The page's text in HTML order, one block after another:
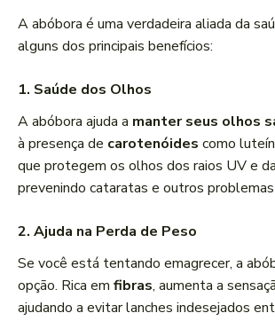
A abóbora é uma verdadeira aliada da
alguns dos principais benefícios:
1. Saúde dos Olhos
A abóbora ajuda a manter seus olhos
à presença de carotenóides como
que protegem os olhos dos raios UV e
prevenindo cataratas e outros
2. Ajuda na Perda de Peso
Se você está tentando emagrecer, a
opção. Rica em fibras, aumenta a
ajudando a evitar lanches indesejados